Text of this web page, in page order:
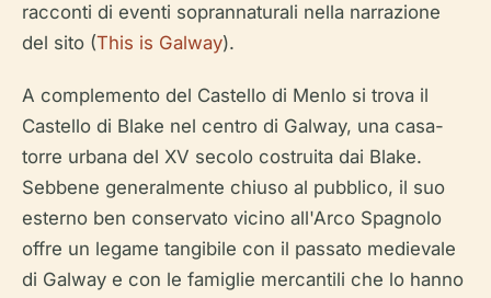
racconti di eventi soprannaturali nella narrazione
del sito (This is Galway).
A complemento del Castello di Menlo si trova il
Castello di Blake nel centro di Galway, una casa-
torre urbana del XV secolo costruita dai Blake.
Sebbene generalmente chiuso al pubblico, il suo
esterno ben conservato vicino all'Arco Spagnolo
offre un legame tangibile con il passato medievale
di Galway e con le famiglie mercantili che lo hanno